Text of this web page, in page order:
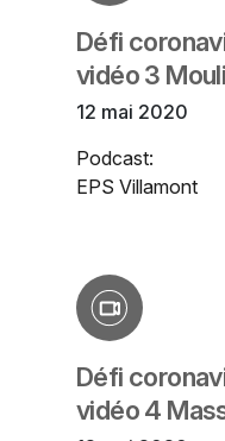
Défi
vidéo 3
12 mai 2020
Podcast:
EPS Villamont
Défi
vidéo 4